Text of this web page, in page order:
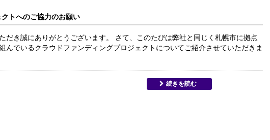
トへのご協力のお願い
だき誠にありがとうございます。 さて、このたびは弊社と同じく札幌市に拠点
んでいるクラウドファンディングプロジェクトについてご紹介させていただきま
続きを読む